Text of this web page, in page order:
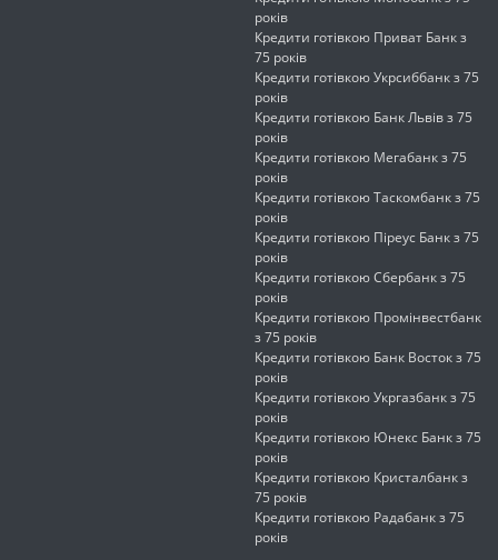
років
Кредити готівкою Приват Банк з
75 років
Кредити готівкою Укрсиббанк з 75
років
Кредити готівкою Банк Львів з 75
років
Кредити готівкою Мегабанк з 75
років
Кредити готівкою Таскомбанк з 75
років
Кредити готівкою Піреус Банк з 75
років
Кредити готівкою Сбербанк з 75
років
Кредити готівкою Промінвестбанк
з 75 років
Кредити готівкою Банк Восток з 75
років
Кредити готівкою Укргазбанк з 75
років
Кредити готівкою Юнекс Банк з 75
років
Кредити готівкою Кристалбанк з
75 років
Кредити готівкою Радабанк з 75
років